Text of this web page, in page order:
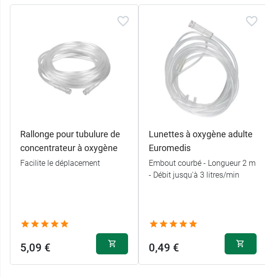
Pulsé 1.0*
Pulsé 3.0*
Pulsé 4.0*
Continu 0.5
Paramètres techniques :
Rallonge pour tubulure de
concentrateur à oxygène
Facilite le déplacement
5,09 €
Lunettes à oxygène adulte
Euromedis
Embout courbé - Longueur 2 m
- Débit jusqu'à 3 litres/min
0,49 €